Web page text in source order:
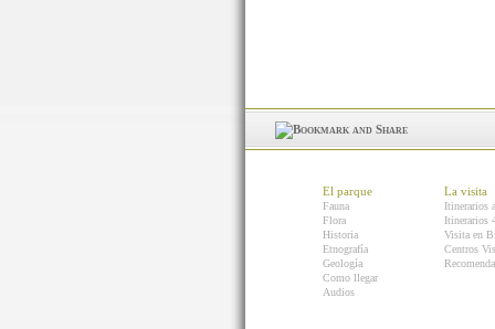
El parque
Fauna
Flora
Historia
Etnografía
Geología
Como llegar
Audios
La visita
Itinerarios
Itinerarios
Visita en
Centros